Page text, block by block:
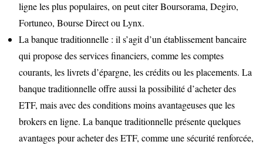
ligne les plus populaires, on peut citer Boursorama, Degiro,
Fortuneo, Bourse Direct ou Lynx.
La banque traditionnelle : il s’agit d’un établissement bancaire
qui propose des services financiers, comme les comptes
courants, les livrets d’épargne, les crédits ou les placements. La
banque traditionnelle offre aussi la possibilité d’acheter des
ETF, mais avec des conditions moins avantageuses que les
brokers en ligne. La banque traditionnelle présente quelques
avantages pour acheter des ETF, comme une sécurité renforcée,